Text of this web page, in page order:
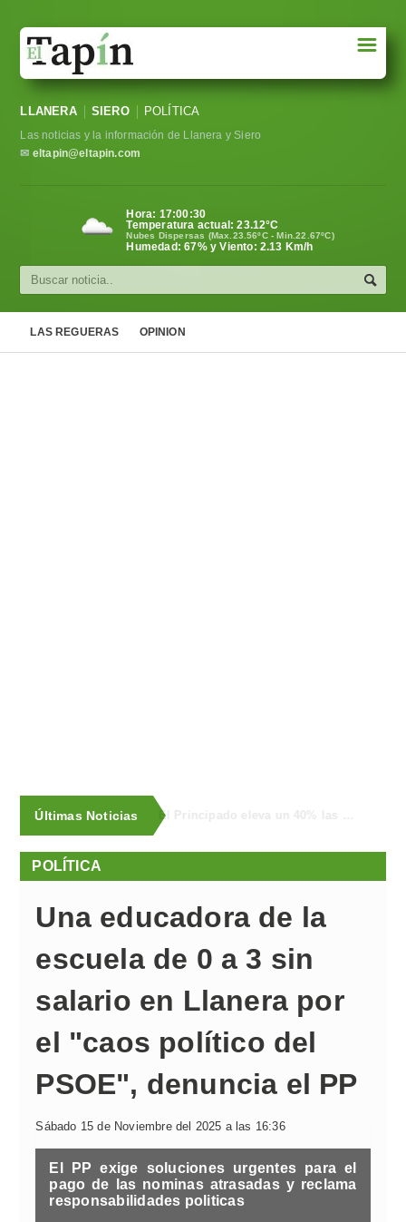
Sociedad
Política
Cultura
☰
LLANERA SIERO POLÍTICA
Las noticias y la información de Llanera y Siero
✉ eltapin@eltapin.com
Hora: 17:00:31
Temperatura actual:23.12°C
Nubes Dispersas (Max.23.56ºC - Min.22.67ºC)
Humedad: 67% y Viento: 2.13 Km/h
LAS REGUERAS OPINION
Últimas Noticias
POLÍTICA
Una educadora de la
escuela de 0 a 3 sin
salario en Llanera por
el "caos político del
PSOE", denuncia el PP
Sábado 15 de Noviembre del 2025 a las 16:36
El PP exige soluciones urgentes para el
pago de las nominas atrasadas y reclama
responsabilidades politicas